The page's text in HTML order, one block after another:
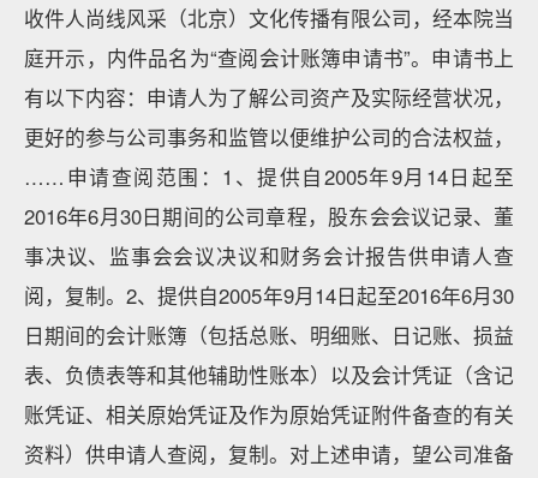
收件人尚线风采（北京）文化传播有限公司，经本院当
庭开示，内件品名为“查阅会计账簿申请书”。申请书上
有以下内容：申请人为了解公司资产及实际经营状况，
更好的参与公司事务和监管以便维护公司的合法权益，
……申请查阅范围：1、提供自2005年9月14日起至
2016年6月30日期间的公司章程，股东会会议记录、董
事决议、监事会会议决议和财务会计报告供申请人查
阅，复制。2、提供自2005年9月14日起至2016年6月30
日期间的会计账簿（包括总账、明细账、日记账、损益
表、负债表等和其他辅助性账本）以及会计凭证（含记
账凭证、相关原始凭证及作为原始凭证附件备查的有关
资料）供申请人查阅，复制。对上述申请，望公司准备